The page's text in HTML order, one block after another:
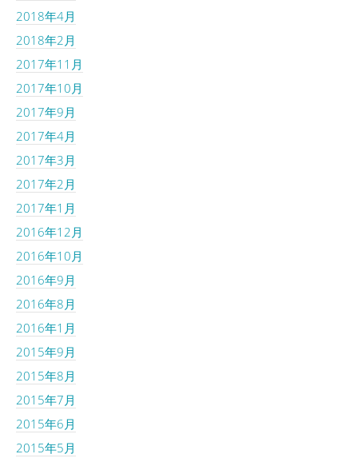
2018年4月
2018年2月
2017年11月
2017年10月
2017年9月
2017年4月
2017年3月
2017年2月
2017年1月
2016年12月
2016年10月
2016年9月
2016年8月
2016年1月
2015年9月
2015年8月
2015年7月
2015年6月
2015年5月